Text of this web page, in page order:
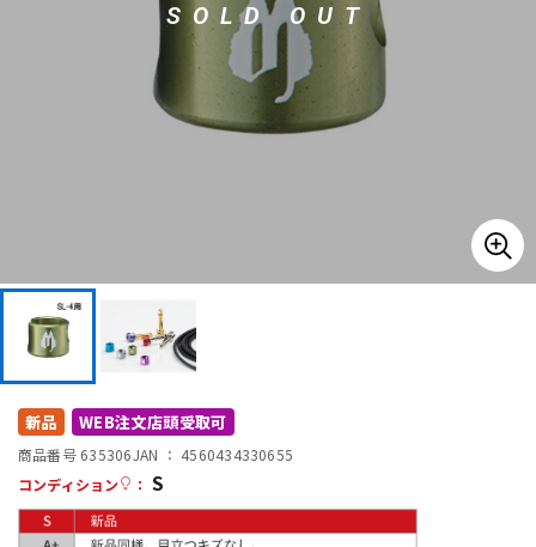
キーボード 電子ピアノ
その他楽器
DTM オンライン納品
配信/ライブ機器
中古 ヴィンテージ
SOLD OUT
新品 WEB注文店頭受取可
商品番号 635306JAN ： 4560434330655
コンディション
： S